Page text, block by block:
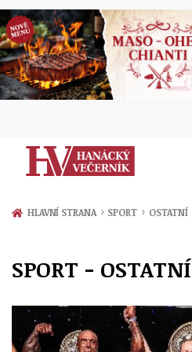
Zprávy
Přerov
Politika
Ekonomika
Kultura
Hudba
Společnost
Ženy
Sport
HLAVNÍ STRANA › SPORT › OSTATNÍ
SPORT - OSTATNÍ